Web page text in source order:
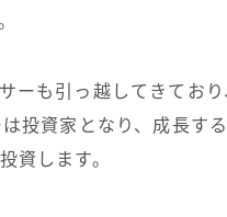
ーも引っ越してきてお
投資家となり、成長す
資します。